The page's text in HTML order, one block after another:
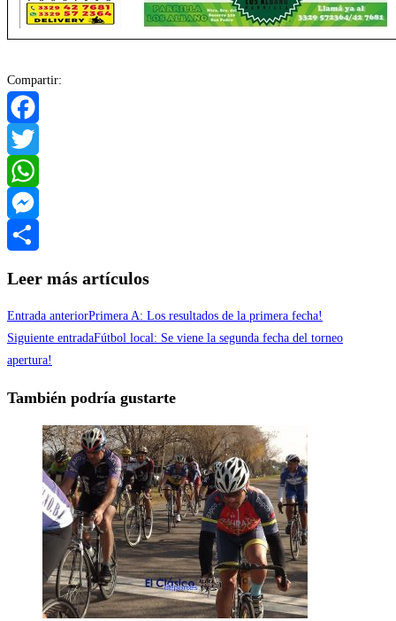
Compartir:
Facebook
Twitter
WhatsApp
Messenger
Leer más artículos
Entrada anteriorPrimera A: Los resultados de la primera fecha!
Siguiente entradaFútbol local: Se viene la segunda fecha del torneo
apertura!
También podría gustarte